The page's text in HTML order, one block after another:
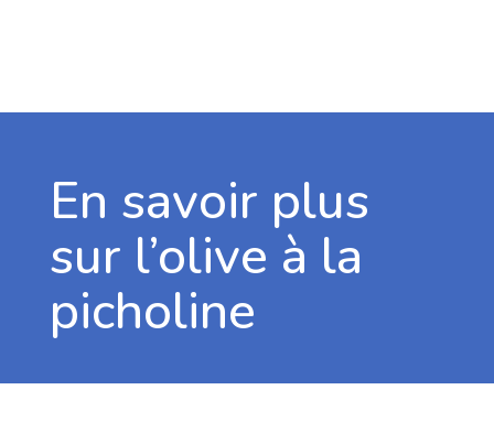
En savoir plus
sur l’olive à la
picholine